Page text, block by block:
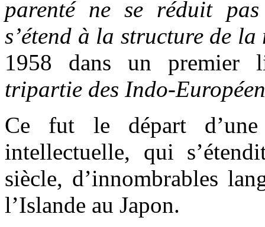
parenté ne se réduit
s’étend à la structure de
1958 dans un premier
tripartie des Indo-
Ce fut le départ d’une
intellectuelle, qui
siècle, d’innombrables
l’Islande au Japon.